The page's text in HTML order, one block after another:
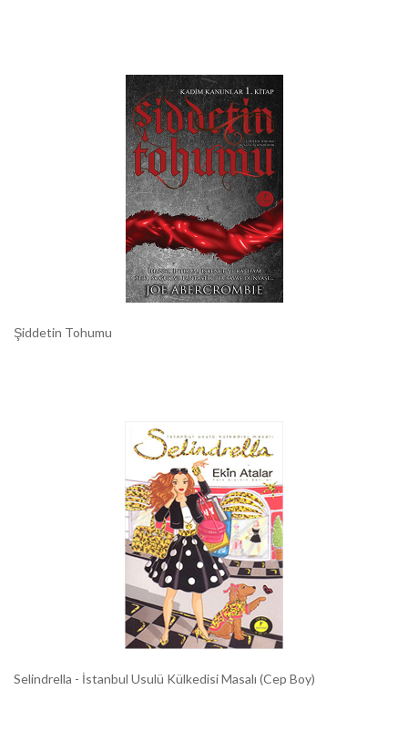
Şiddetin Tohumu
Selindrella - İstanbul Usulü Külkedisi Masalı (Cep Boy)